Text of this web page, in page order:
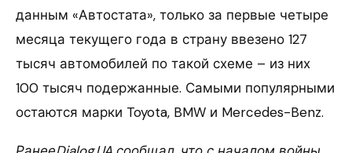
данным «Автостата», только за первые четыре
месяца текущего года в страну ввезено 127
тысяч автомобилей по такой схеме – из них
100 тысяч подержанные. Самыми популярными
остаются марки Toyota, BMW и Mercedes-Benz.